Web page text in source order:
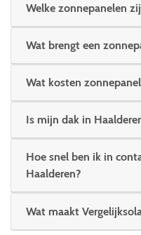
Welke zonnepanelen
Wat brengt een
Wat kosten
Is mijn dak in
Hoe snel ben ik in
Haalderen?
Wat maakt